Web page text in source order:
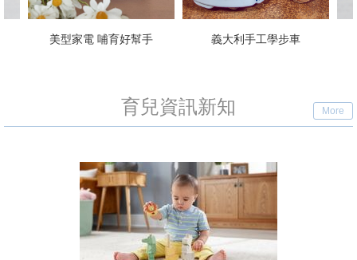
美型家電 哺育好幫手 義大利手工學步車
育兒資訊新知 More